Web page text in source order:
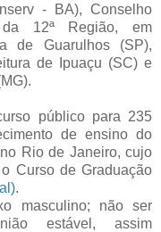
- BA), Conselho
12ª Região, em
de Guarulhos (SP),
de Ipuaçu (SC) e
público para 235
de ensino do
Rio de Janeiro, cujo
Curso de Graduação
.
masculino; não ser
estável, assim